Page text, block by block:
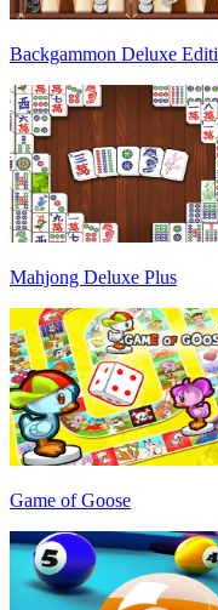
Backgammon Deluxe
Mahjong Deluxe Plus
Game of Goose